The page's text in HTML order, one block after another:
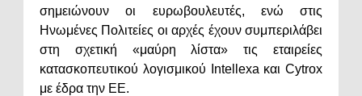
σημειώνουν οι ευρωβουλευτές, ενώ στις
Ηνωμένες Πολιτείες οι αρχές έχουν συμπεριλάβει
στη σχετική «μαύρη λίστα» τις εταιρείες
κατασκοπευτικού λογισμικού Intellexa και Cytrox
με έδρα την ΕΕ.